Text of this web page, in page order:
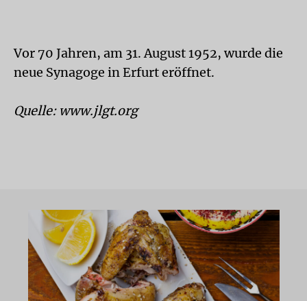
Vor 70 Jahren, am 31. August 1952, wurde die
neue Synagoge in Erfurt eröffnet.
Quelle: www.jlgt.org